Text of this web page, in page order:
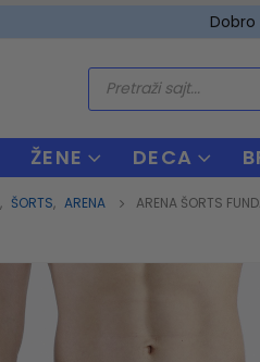
Products
search
ŽENE DECA
, ŠORTS, ARENA ARENA ŠORTS